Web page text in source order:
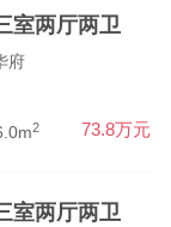
室两厅两卫
府
2 73.8万元
室两厅两卫